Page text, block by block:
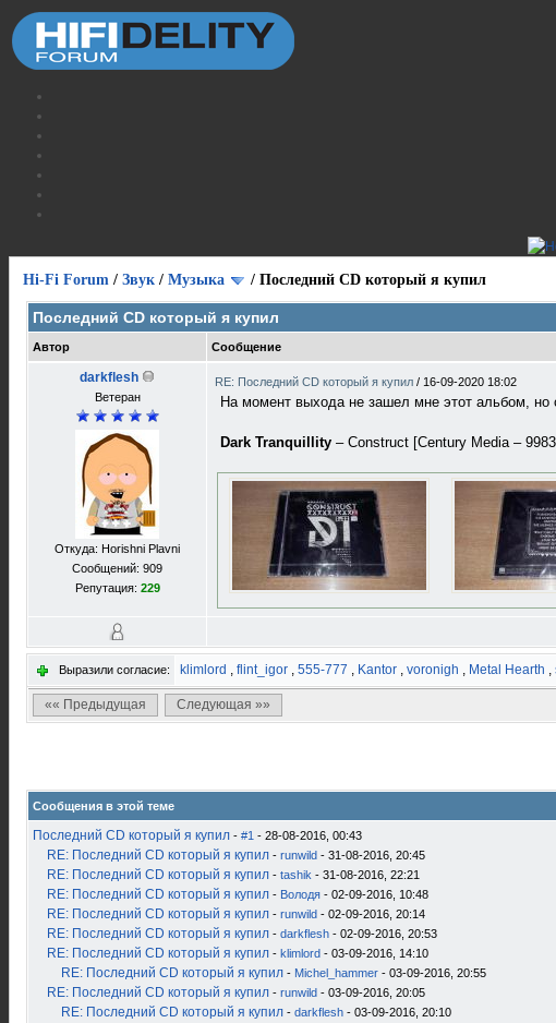
Hi-Fi Forum / Звук / Музыка / Последний CD который я купил
Последний CD который я купил
Автор Сообщение
darkflesh
Ветеран
Откуда: Horishni Plavni
Сообщений: 909
Репутация: 229
RE: Последний CD который я купил / 16-09-2020 18:02
На момент выхода не зашел мне этот альбом, но
Dark Tranquillity ‎– Construct [Century Media ‎–
Выразили согласие: klimlord , flint_igor , 555-777 , Kantor , voronigh , Metal Hearth ,
«« Предыдущая Следующая »»
Сообщения в этой теме
Последний CD который я купил - #1 - 28-08-2016, 00:43
RE: Последний CD который я купил - runwild - 31-08-2016, 20:45
RE: Последний CD который я купил - tashik - 31-08-2016, 22:21
RE: Последний CD который я купил - Володя - 02-09-2016, 10:48
RE: Последний CD который я купил - runwild - 02-09-2016, 20:14
RE: Последний CD который я купил - darkflesh - 02-09-2016, 20:53
RE: Последний CD который я купил - klimlord - 03-09-2016, 14:10
RE: Последний CD который я купил - Michel_hammer - 03-09-2016, 20:55
RE: Последний CD который я купил - runwild - 03-09-2016, 20:05
RE: Последний CD который я купил - darkflesh - 03-09-2016, 20:10